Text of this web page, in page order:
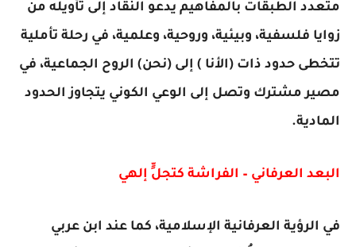
متعدد الطبقات بالمفاهيم يدعو النقاد إلى تأويله من
زوايا فلسفية، وبيئية، وروحية، وعلمية، في رحلة تأملية
تتخطى حدود ذات (الأنا ) إلى (نحن) الروح الجماعية، في
مصير مشترك وتصل إلى الوعي الكوني يتجاوز الحدود
المادية.
البعد العرفاني – الفراشة كتجلٍّ إلهي
في الرؤية العرفانية الإسلامية، كما عند ابن عربي